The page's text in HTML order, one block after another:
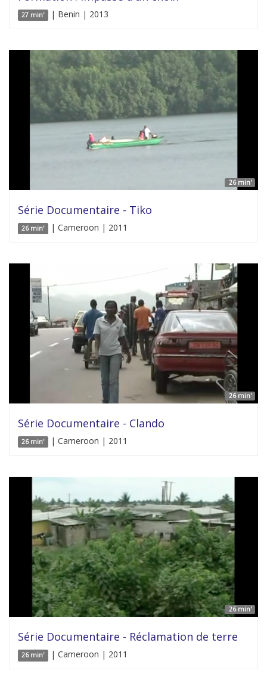
27 min' | Benin | 2013
26 min'
Série Documentaire - Tiko
26 min' | Cameroon | 2011
26 min'
Série Documentaire - Clando
26 min' | Cameroon | 2011
26 min'
Série Documentaire - Réclamation de terre
26 min' | Cameroon | 2011